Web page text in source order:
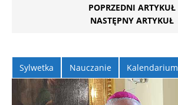
POPRZEDNI ARTYKUŁ
NASTĘPNY ARTYKUŁ
Sylwetka Nauczanie Kalendarium